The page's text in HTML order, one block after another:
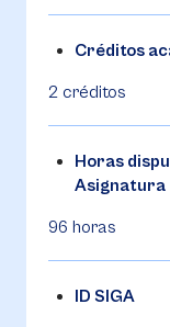
Créditos
2 créditos
Horas
Asignatura
96 horas
ID SIGA